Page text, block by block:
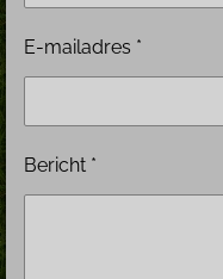
E-mailadres *
Bericht *